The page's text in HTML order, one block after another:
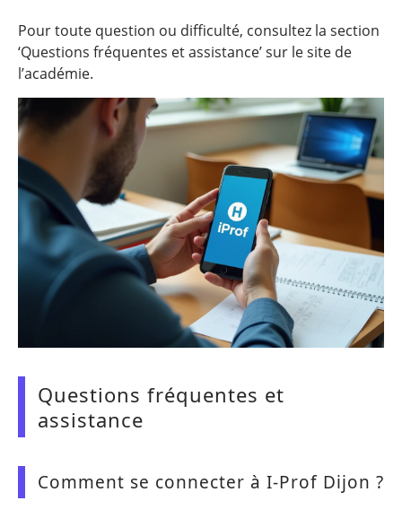
Pour toute question ou difficulté, consultez la section
‘Questions fréquentes et assistance’ sur le site de
l’académie.
Questions fréquentes et
assistance
Comment se connecter à I-Prof Dijon ?